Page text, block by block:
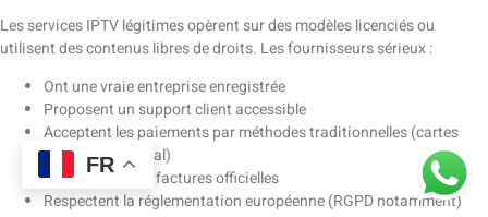
Les services IPTV légitimes opèrent sur des modèles licenciés ou
utilisent des contenus libres de droits. Les fournisseurs sérieux :
Ont une vraie entreprise enregistrée
Proposent un support client accessible
Acceptent les paiements par méthodes traditionnelles (cartes
bancaires, PayPal)
Fournissent des factures officielles
Respectent la réglementation européenne (RGPD notamment)
FR